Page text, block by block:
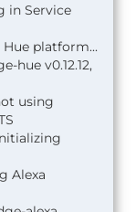
in Service
Hue platform...
hue v0.12.12,
using
Alexa